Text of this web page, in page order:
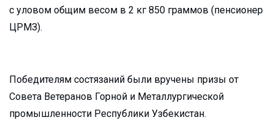
с уловом общим весом в 2 кг 850 граммов (пенсионер
ЦРМЗ).
Победителям состязаний были вручены призы от
Совета Ветеранов Горной и Металлургической
промышленности Республики Узбекистан.